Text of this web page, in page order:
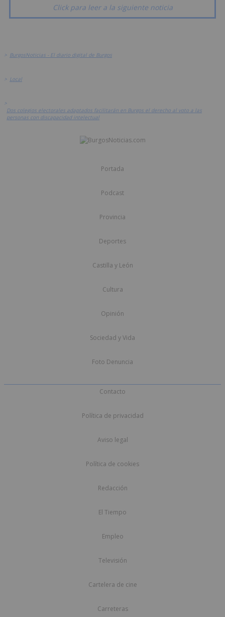
Click para leer a la siguiente noticia
> BurgosNoticias - El diario digital de Burgos
> Local
>
Dos colegios electorales adaptados facilitarán en Burgos el derecho al voto a las
personas con discapacidad intelectual
Portada
Podcast
Provincia
Deportes
Castilla y León
Cultura
Opinión
Sociedad y Vida
Foto Denuncia
Contacto
Política de privacidad
Aviso legal
Política de cookies
Redacción
El Tiempo
Empleo
Televisión
Cartelera de cine
Carreteras